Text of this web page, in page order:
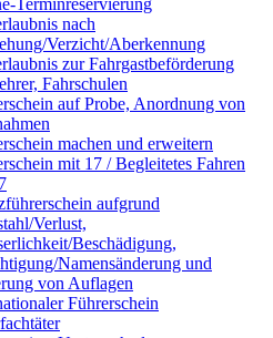
Terminreservierung
nach
Verzicht/Aberkennung
zur Fahrgastbeförderung
Fahrschulen
auf Probe, Anordnung von
machen und erweitern
mit 17 / Begleitetes Fahren
aufgrund
Verlust,
Beschädigung,
Namensänderung und
von Auflagen
Führerschein